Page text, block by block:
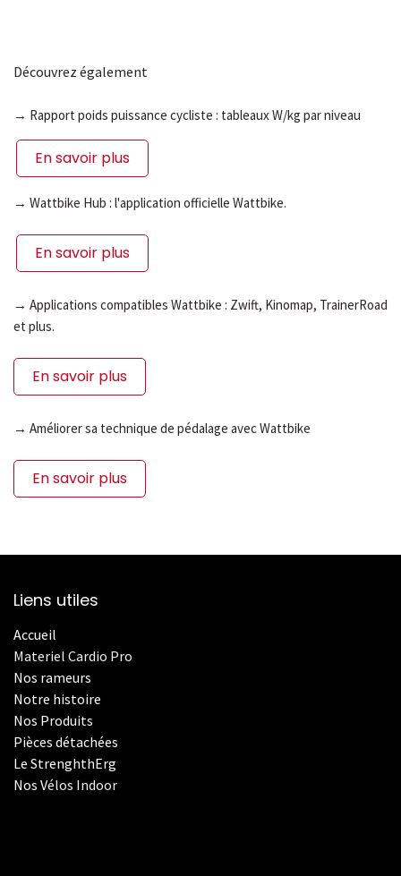
Découvrez également
→ Rapport poids puissance cycliste : tableaux W/kg par niveau
En savoir plus
→ Wattbike Hub : l'application officielle Wattbike.
En savoir plus
→ Applications compatibles Wattbike : Zwift, Kinomap, TrainerRoad
et plus.
En savoir plus
→ Améliorer sa technique de pédalage avec Wattbike
En savoir plus
Liens utiles
Accueil
Materiel Cardio Pro
Nos rameurs
Notre histoire
Nos Produits
Pièces détachées
Le StrenghthErg
Nos Vélos Indoor